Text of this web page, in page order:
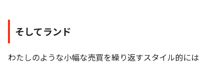
そしてランド
わたしのような小幅な売買を繰り返すスタイル的には